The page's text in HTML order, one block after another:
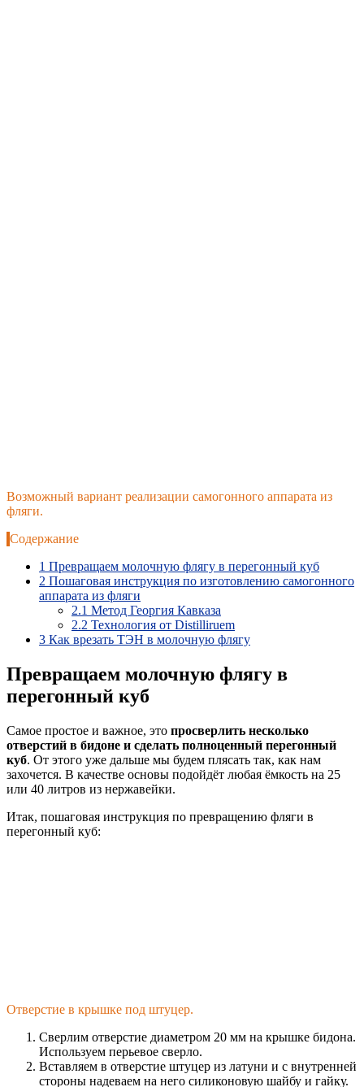
Возможный вариант реализации самогонного аппарата из
фляги.
Содержание
1 Превращаем молочную флягу в перегонный куб
2 Пошаговая инструкция по изготовлению самогонного
аппарата из фляги
2.1 Метод Георгия Кавказа
2.2 Технология от Distilliruem
3 Как врезать ТЭН в молочную флягу
Превращаем молочную флягу в
перегонный куб
Самое простое и важное, это просверлить несколько
отверстий в бидоне и сделать полноценный перегонный
куб. От этого уже дальше мы будем плясать так, как нам
захочется. В качестве основы подойдёт любая ёмкость на 25
или 40 литров из нержавейки.
Итак, пошаговая инструкция по превращению фляги в
перегонный куб:
Отверстие в крышке под штуцер.
Сверлим отверстие диаметром 20 мм на крышке бидона.
Используем перьевое сверло.
Вставляем в отверстие штуцер из латуни и с внутренней
стороны надеваем на него силиконовую шайбу и гайку.